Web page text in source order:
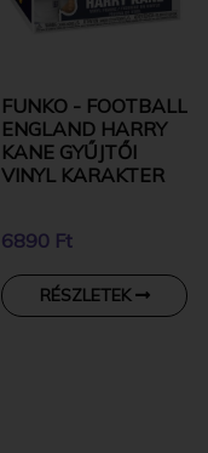
FUNKO - FOOTBALL
ENGLAND HARRY
KANE GYŰJTŐI
VINYL KARAKTER
6890 Ft
RÉSZLETEK